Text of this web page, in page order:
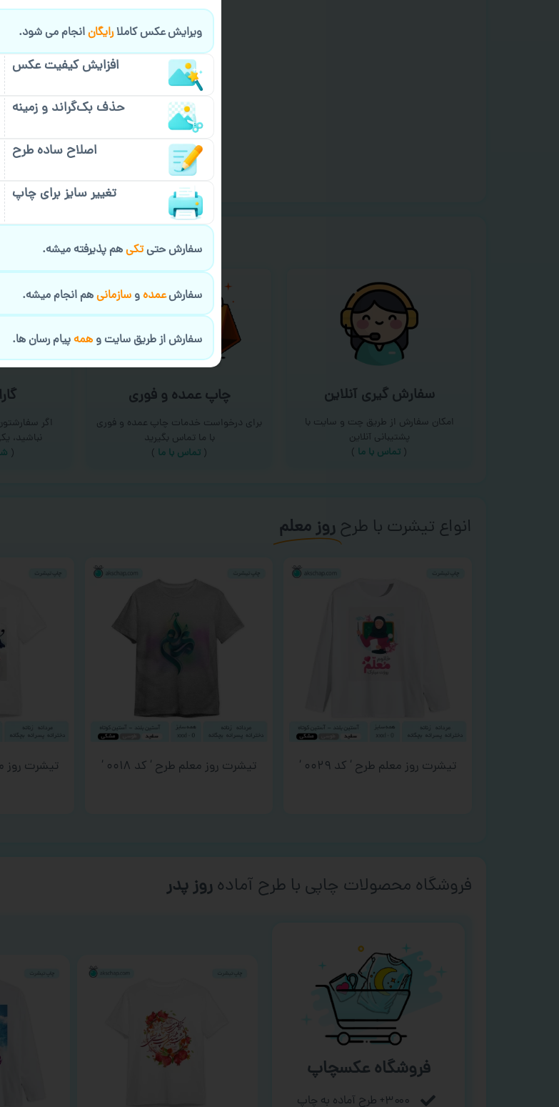
کردن سفارش با اپراتو
ایمیل جهت ثبت یا پیگیری
خیالت راحت از سفارش
سفارش گیری آنلاین
امکان سفارش از طریق چت و سایت با
پشتیبانی آنلاین
( تماس با ما‌ )
چاپ عمده و فوری
برای درخواست خدمات چاپ عمده و فوری
با ما تماس بگیرید
( تماس با ما )
اگر
نباشید،
(
انواع تیشرت با طرحروز معلم
تیشرت روز معلم طرح ‘ کد ۰۰۲۹ ‘ تیشرت روز معلم طرح ‘ کد ۰۰۱۸ ‘ تیشرت روز
فروشگاه محصولات چاپی با طرح آمادهروز پدر
فروشگاه عکسچاپ
۳۰۰۰+ طرح آماده به چاپ
ویرایش عکس کاملارایگانانجام می شود.
افزایش کیفیت عکس
حذف بک‌گراند و زمینه
اصلاح ساده طرح
تغییر سایز برای چاپ
سفارش حتیتکیهم پذیرفته میشه.
سفارشعمدهوسازمانیهم انجام میشه.
سفارش از طریق سایت وهمهپیام رسان ها.